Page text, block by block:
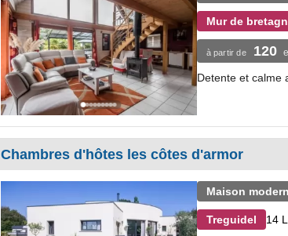
Mur de
à partir de 120
Detente et calme
Chambres d'hôtes les côtes d'armor
Maison
Treguidel 14